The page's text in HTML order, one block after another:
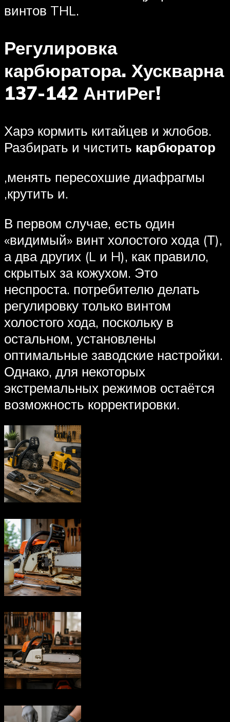
винтов THL.
Регулировка
карбюратора. Хускварна
137-142 АнтиРег!
Харэ кормить китайцев и жлобов.
Разбирать и чистить карбюратор
,менять пересохшие диафрагмы
,крутить и.
В первом случае, есть один
«видимый» винт холостого хода (Т),
а два других (L и H), как правило,
скрытых за кожухом. Это
неспроста. потребителю делать
регулировку только винтом
холостого хода, поскольку в
остальном, установлены
оптимальные заводские настройки.
Однако, для некоторых
экстремальных режимов остаётся
возможность корректировки.